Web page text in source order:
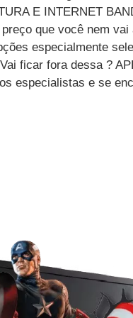
E INTERNET
que você nem
especialmente
ficar fora dessa ?
especialistas e se